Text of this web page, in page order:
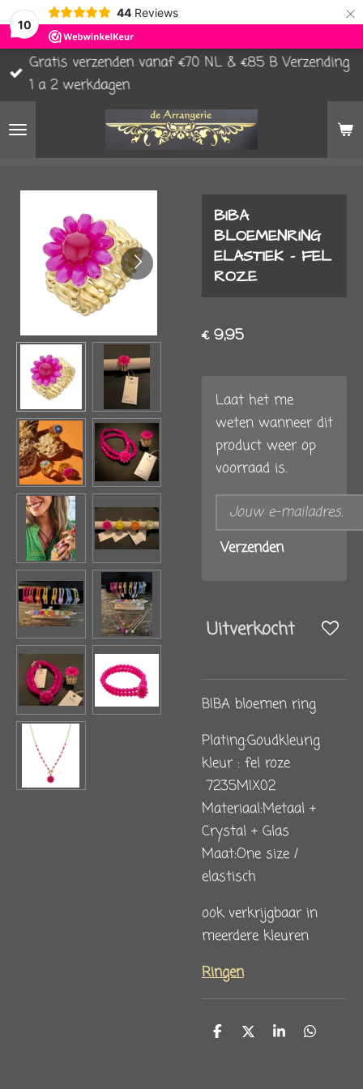
10
44 Reviews ×
Gratis verzenden vanaf €70 NL & €85 B Verzending
1 a 2 werkdagen
BIBA
BLOEMENRING
ELASTIEK - FEL
ROZE
€ 9,95
Laat het me
weten wanneer dit
product weer op
voorraad is.
Verzenden
Uitverkocht
BIBA bloemen ring
Plating:Goudkleurig
kleur : fel roze
7235MIX02
Materiaal:Metaal +
Crystal + Glas
Maat:One size /
elastisch
ook verkrijgbaar in
meerdere kleuren
Ringen
D D S D